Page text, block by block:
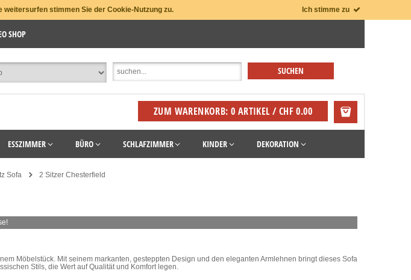
weitersurfen stimmen Sie der Cookie-Nutzung zu. Ich stimme zu
SHOP
ZUM WARENKORB: 0 ARTIKEL / CHF 0.00
ESSZIMMER BÜRO SCHLAFZIMMER KINDER DEKORATION
Sofa 2 Sitzer Chesterfield
Möbelstück. Mit seinem markanten, gesteppten Design und den eleganten Armlehnen bringt dieses Sofa
Stils, die Wert auf Qualität und Komfort legen.